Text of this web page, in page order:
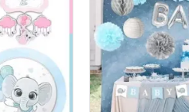
ardından, bu tema doğrultusunda
ilk izlenimini oluşturur. Online
partisinde sunulacak yiyecekler,
özel diyet gereksinimlerini göz önünde